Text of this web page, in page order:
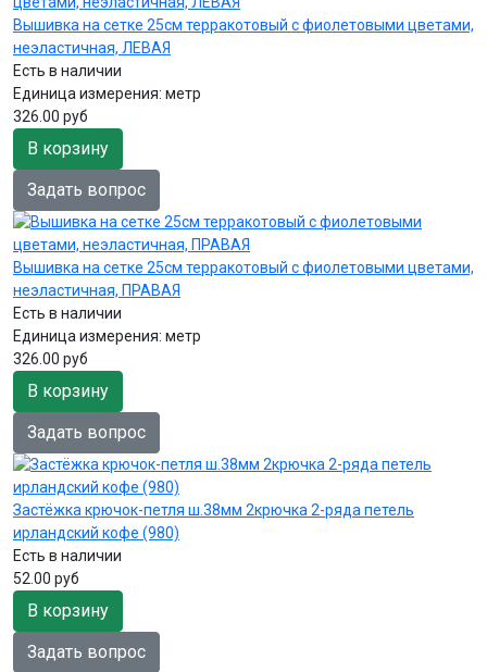
Вышивка на сетке 25см терракотовый с фиолетовыми цветами,
неэластичная, ЛЕВАЯ
Есть в наличии
Единица измерения: метр
326.00 руб
В корзину
Задать вопрос
Вышивка на сетке 25см терракотовый с фиолетовыми цветами,
неэластичная, ПРАВАЯ
Есть в наличии
Единица измерения: метр
326.00 руб
В корзину
Задать вопрос
Застёжка крючок-петля ш.38мм 2крючка 2-ряда петель
ирландский кофе (980)
Есть в наличии
52.00 руб
В корзину
Задать вопрос